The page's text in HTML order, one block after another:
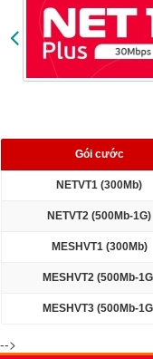
Gói cước
NETVT1 (300Mb)
NETVT2 (500Mb-1G)
MESHVT1 (300Mb)
MESHVT2 (500Mb-
MESHVT3 (500Mb-
-->